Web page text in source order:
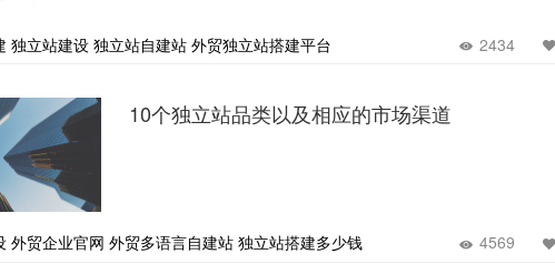
独立站建设 独立站自建站 外贸独立站搭建平台 2434
10个独立站品类以及相应的市场渠道
外贸企业官网 外贸多语言自建站 独立站搭建多少钱 4569